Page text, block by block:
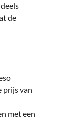
de
prijs van
met een